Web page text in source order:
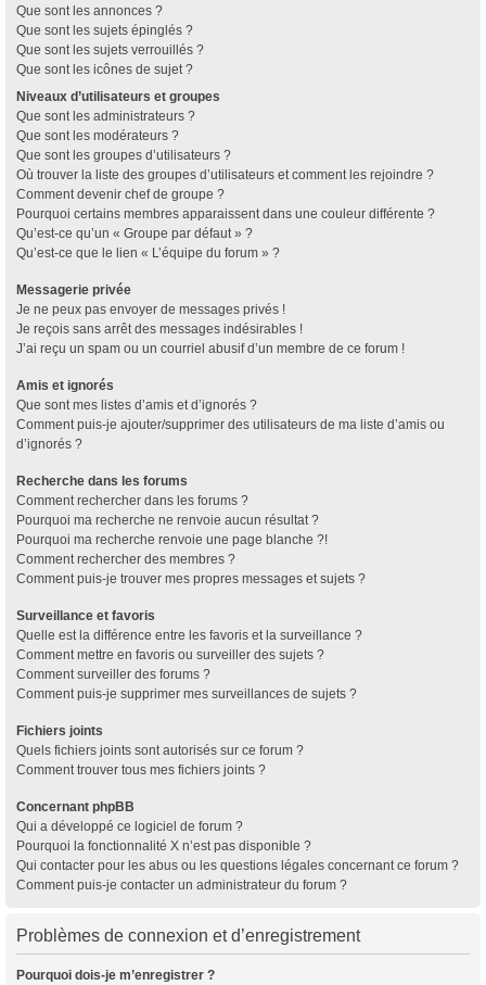
Que sont les annonces ?
Que sont les sujets épinglés ?
Que sont les sujets verrouillés ?
Que sont les icônes de sujet ?
Niveaux d’utilisateurs et groupes
Que sont les administrateurs ?
Que sont les modérateurs ?
Que sont les groupes d’utilisateurs ?
Où trouver la liste des groupes d’utilisateurs et comment les rejoindre ?
Comment devenir chef de groupe ?
Pourquoi certains membres apparaissent dans une couleur différente ?
Qu’est-ce qu’un « Groupe par défaut » ?
Qu’est-ce que le lien « L’équipe du forum » ?
Messagerie privée
Je ne peux pas envoyer de messages privés !
Je reçois sans arrêt des messages indésirables !
J’ai reçu un spam ou un courriel abusif d’un membre de ce forum !
Amis et ignorés
Que sont mes listes d’amis et d’ignorés ?
Comment puis-je ajouter/supprimer des utilisateurs de ma liste d’amis ou
d’ignorés ?
Recherche dans les forums
Comment rechercher dans les forums ?
Pourquoi ma recherche ne renvoie aucun résultat ?
Pourquoi ma recherche renvoie une page blanche ?!
Comment rechercher des membres ?
Comment puis-je trouver mes propres messages et sujets ?
Surveillance et favoris
Quelle est la différence entre les favoris et la surveillance ?
Comment mettre en favoris ou surveiller des sujets ?
Comment surveiller des forums ?
Comment puis-je supprimer mes surveillances de sujets ?
Fichiers joints
Quels fichiers joints sont autorisés sur ce forum ?
Comment trouver tous mes fichiers joints ?
Concernant phpBB
Qui a développé ce logiciel de forum ?
Pourquoi la fonctionnalité X n’est pas disponible ?
Qui contacter pour les abus ou les questions légales concernant ce forum ?
Comment puis-je contacter un administrateur du forum ?
Problèmes de connexion et d’enregistrement
Pourquoi dois-je m’enregistrer ?